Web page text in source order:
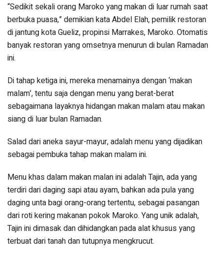
“Sedikit sekali orang Maroko yang makan di luar rumah saat
berbuka puasa,” demikian kata Abdel Elah, pemilik restoran
di jantung kota Gueliz, propinsi Marrakes, Maroko. Otomatis
banyak restoran yang omsetnya menurun di bulan Ramadan
ini.
Di tahap ketiga ini, mereka menamainya dengan ‘makan
malam’, tentu saja dengan menu yang berat-berat
sebagaimana layaknya hidangan makan malam atau makan
siang di luar bulan Ramadan.
Salad dari aneka sayur-mayur, adalah menu yang dijadikan
sebagai pembuka tahap makan malam ini.
Menu khas dalam makan malan ini adalah Tajin, ada yang
terdiri dari daging sapi atau ayam, bahkan ada pula yang
daging unta bagi orang-orang tertentu, sebagai pasangan
dari roti kering makanan pokok Maroko. Yang unik adalah,
Tajin ini dimasak dan dihidangkan pada alat khusus yang
terbuat dari tanah dan tutupnya mengkrucut.